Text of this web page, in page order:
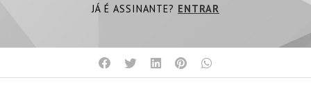
JÁ É ASSINANTE? ENTRAR